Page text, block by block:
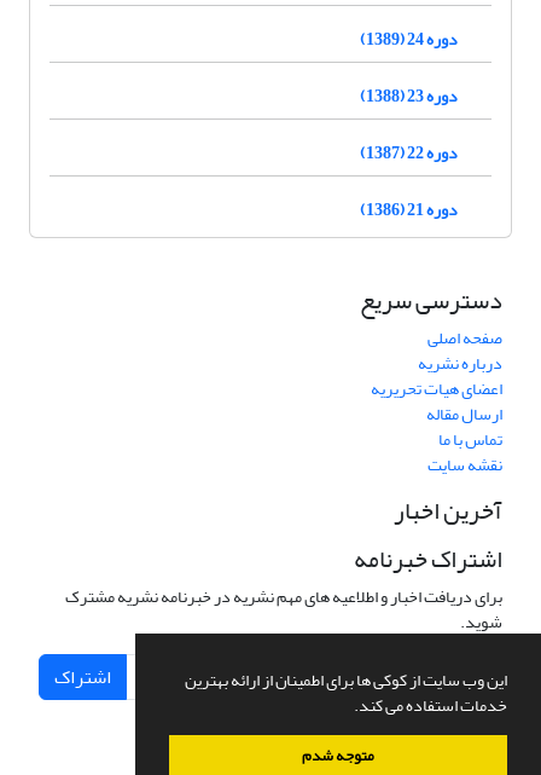
این وب سایت از کوکی ها برای اطمینان از ارائه بهترین
خدمات استفاده می کند.
متوجه شدم
دوره 24 (1389)
دوره 23 (1388)
دوره 22 (1387)
دوره 21 (1386)
دسترسی سریع
صفحه اصلی
درباره نشریه
اعضای هیات تحریریه
ارسال مقاله
تماس با ما
نقشه سایت
آخرین اخبار
اشتراک خبرنامه
برای دریافت اخبار و اطلاعیه های مهم نشریه در خبرنامه نشریه مشترک
شوید.
اشتراک